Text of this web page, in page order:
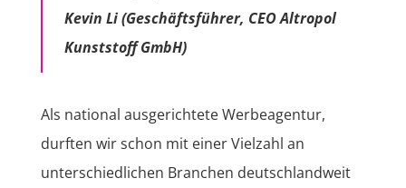
Kevin Li (Geschäftsführer, CEO Altropol
Kunststoff GmbH)
Als national ausgerichtete Werbeagentur,
durften wir schon mit einer Vielzahl an
unterschiedlichen Branchen deutschlandweit